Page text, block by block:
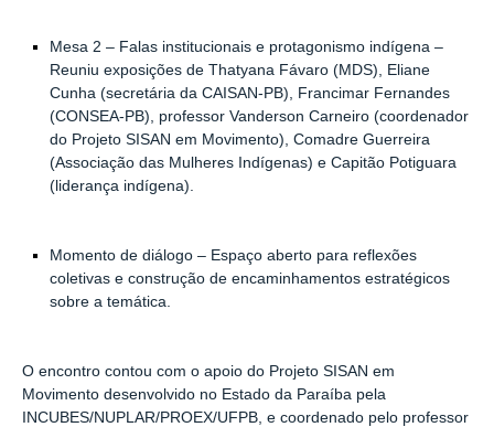
Mesa 2 – Falas institucionais e protagonismo indígena–
Reuniu exposições de Thatyana Fávaro (MDS), Eliane
Cunha (secretária da CAISAN-PB), Francimar Fernandes
(CONSEA-PB), professor Vanderson Carneiro (coordenador
do Projeto SISAN em Movimento), Comadre Guerreira
(Associação das Mulheres Indígenas) e Capitão Potiguara
(liderança indígena).
Momento de diálogo– Espaço aberto para reflexões
coletivas e construção de encaminhamentos estratégicos
sobre a temática.
O encontro contou com o apoio do Projeto SISAN em
Movimento desenvolvido no Estado da Paraíba pela
INCUBES/NUPLAR/PROEX/UFPB, e coordenado pelo professor